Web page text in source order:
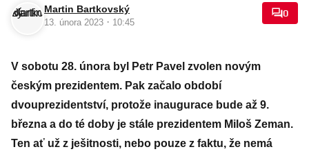
Martin Bartkovský
13. února 2023 · 10:45
0
V sobotu 28. února byl Petr Pavel zvolen novým
českým prezidentem. Pak začalo období
dvouprezidentství, protože inaugurace bude až 9.
března a do té doby je stále prezidentem Miloš Zeman.
Ten ať už z ješitnosti, nebo pouze z faktu, že nemá